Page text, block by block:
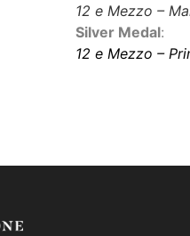
12 e Mezzo –
Silver Medal:
12 e Mezzo –